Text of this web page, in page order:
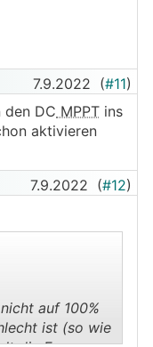
7.9.2022 (#11)
den DC MPPT ins
aktivieren
7.9.2022 (#12)
auf 100%
ist (so wie